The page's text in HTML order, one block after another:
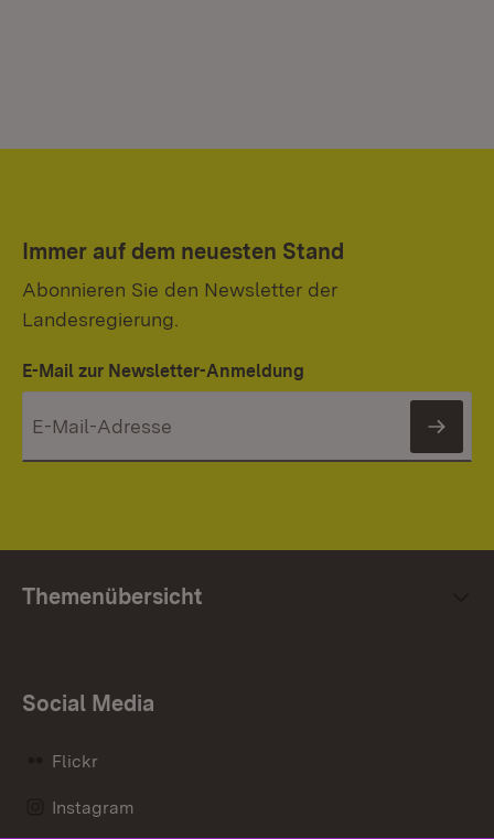
Immer auf dem neuesten Stand
Abonnieren Sie den Newsletter der
Landesregierung.
E-Mail zur Newsletter-Anmeldung
Themenübersicht
Social Media
Flickr
Instagram